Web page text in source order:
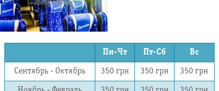
Пн-Чт Пт-Сб Вс
Сентябрь - Октябрь 350 грн 350 грн 350 грн